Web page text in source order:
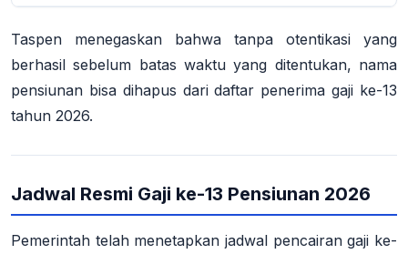
Taspen menegaskan bahwa tanpa otentikasi yang
berhasil sebelum batas waktu yang ditentukan, nama
pensiunan bisa dihapus dari daftar penerima gaji ke-13
tahun 2026.
Jadwal Resmi Gaji ke-13 Pensiunan 2026
Pemerintah telah menetapkan jadwal pencairan gaji ke-